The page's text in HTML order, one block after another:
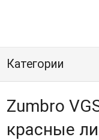
Категории
Zumbro
красные